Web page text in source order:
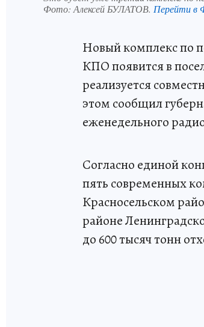
Фото: Алексей БУЛАТОВ. Перейти в
Новый комплекс по
КПО появится в
реализуется
этом сообщил
еженедельного
Согласно единой
пять современных
Красносельском
районе
до 600 тысяч тонн